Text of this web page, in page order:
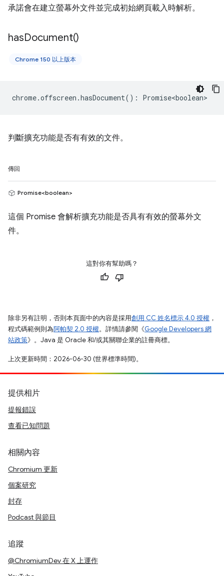
承諾會在建立螢幕外文件並完成初始網頁載入時解析。
hasDocument()
Chrome 150 以上版本
chrome.offscreen .hasDocument() : Promise<boolean>
判斷擴充功能是否有有效的文件。
傳回
Promise<boolean>
這個 Promise 會解析擴充功能是否具有有效的螢幕外文
件。
這對你有幫助嗎？
除非另有註明，否則本頁面中的內容是採用創用 CC 姓名標示 4.0 授權 ，
程式碼範例則為阿帕契 2.0 授權。詳情請參閱《Google Developers 網
站政策》。Java 是 Oracle 和/或其關聯企業的註冊商標。
上次更新時間：2026-06-30 (世界標準時間)。
提供相片
提報錯誤
查看已知問題
相關內容
Chromium 更新
個案研究
封存
Podcast 與節目
追蹤
@ChromiumDev 在 X 上運作